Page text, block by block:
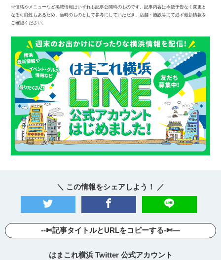
※価格やメニューなど掲載情報はいずれも記事公開時のものです。記事内容は今後予告なく変更と
なる可能性もあるため、当時のものとして参考にしていただき、店舗・施設等にて必ず最新情報を
ご確認ください。
＼ この情報をシェアしよう！ ／
--✄記事タイトルとURLをコピーする-✄—
はまこれ横浜 Twitter 公式アカウント
サイトについて